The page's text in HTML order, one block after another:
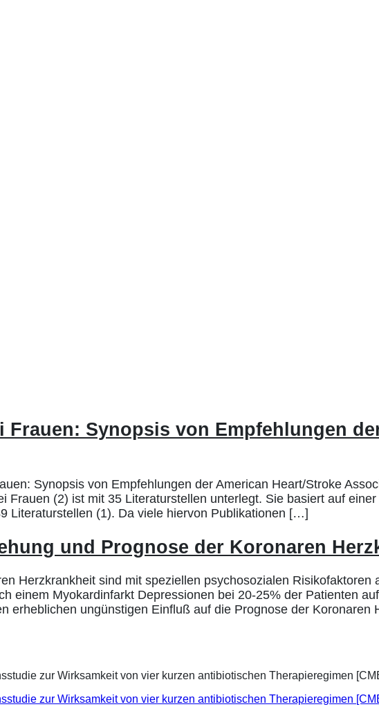
Synopsis von Empfehlungen
Synopsis von Empfehlungen der American Heart/Stroke
Frauen (2) ist mit 35 Literaturstellen unterlegt. Sie basiert auf
Literaturstellen (1). Da viele hiervon Publikationen […]
und Prognose der Koronaren
Herzkrankheit sind mit speziellen psychosozialen Risikofaktoren
einem Myokardinfarkt Depressionen bei 20-25% der Patienten
erheblichen ungünstigen Einfluß auf die Prognose der
zur Wirksamkeit von vier kurzen antibiotischen Therapieregimen